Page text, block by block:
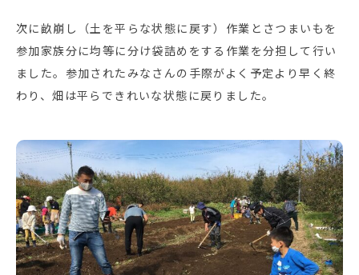
次に畝崩し（土を平らな状態に戻す）作業とさつまいもを
参加家族分に均等に分け袋詰めをする作業を分担して行い
ました。参加されたみなさんの手際がよく予定より早く終
わり、畑は平らできれいな状態に戻りました。